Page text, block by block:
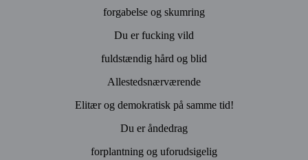
forgabelse og skumring
Du er fucking vild
fuldstændig hård og blid
Allestedsnærværende
Elitær og demokratisk på samme tid!
Du er åndedrag
forplantning og uforudsigelig